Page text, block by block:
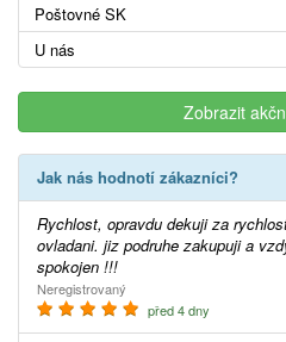
Poštovné SK
U nás
Zobrazit
Jak nás hodnotí zákazníci?
Rychlost, opravdu dekuji za rychlost v doruceni dalkoveho
ovladani. jiz podruhe zakupuji a
spokojen !!!
Neregistrovaný
před 4 dny